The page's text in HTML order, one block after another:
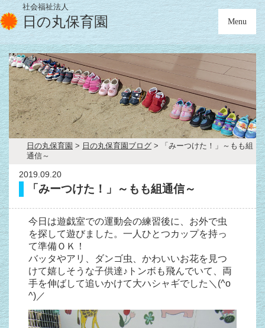
社会福祉法人
日の丸保育園 Menu
日の丸保育園 > 日の丸保育園ブログ >
「みーつけた！」～もも組
通信～
2019.09.20
「みーつけた！」～もも組通信～
今日は遊戯室での運動会の練習後に、お外で虫
を探して遊びました。一人ひとつカップを持っ
て準備ＯＫ！
バッタやアリ、ダンゴ虫、かわいいお花を見つ
けて嬉しそうな子供達♪トンボも飛んでいて、両
手を伸ばして追いかけて大ハシャギでした＼(^o
^)／